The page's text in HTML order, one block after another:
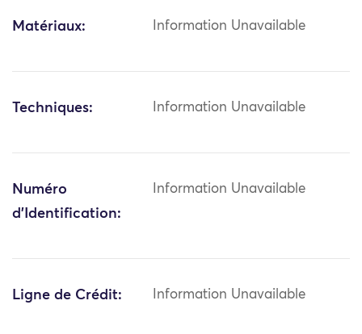
Matériaux: Information Unavailable
Techniques: Information Unavailable
Numéro
d'Identification:
Information Unavailable
Ligne de Crédit: Information Unavailable